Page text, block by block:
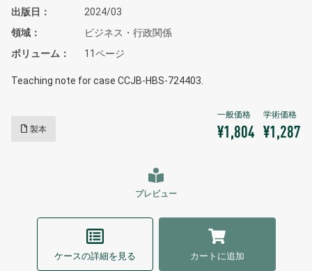
出版日
2024/03
領域
ビジネス・行政関係
ボリューム
11ページ
Teaching note for case CCJB-HBS-724403.
製本 ¥1,804 ¥1,287
プレビュー
ケースの詳細を見る カートに追加